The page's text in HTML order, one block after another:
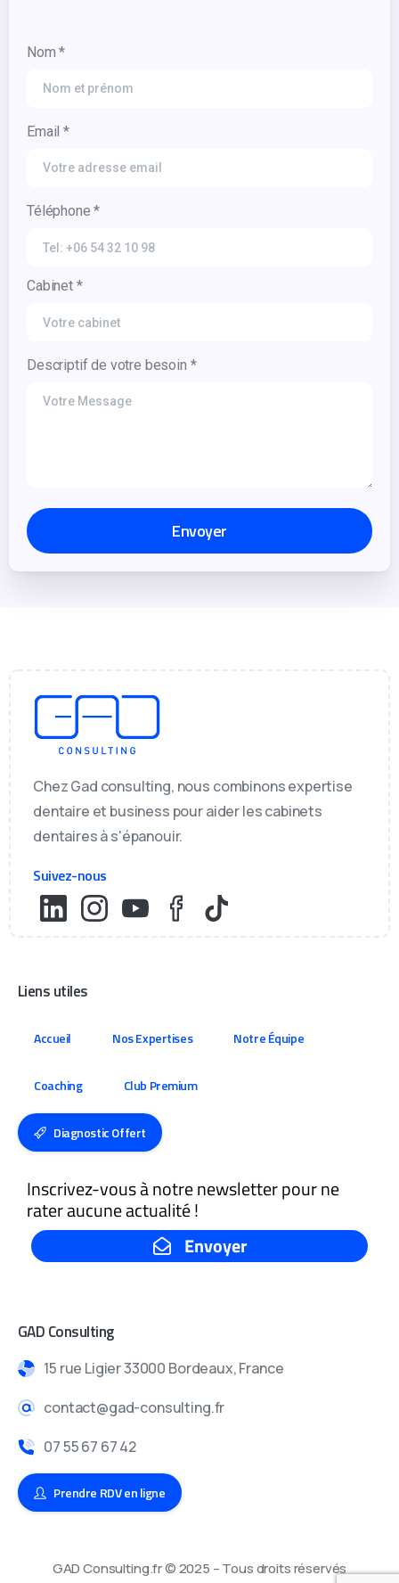
Nom *
Email *
Téléphone *
Cabinet *
Descriptif de votre besoin *
Chez Gad consulting, nous combinons expertise
dentaire et business pour aider les cabinets
dentaires à s'épanouir.
Suivez-nous
Liens utiles
Accueil Nos Expertises Notre Équipe
Coaching Club Premium
Diagnostic Offert
GAD Consulting
15 rue Ligier 33000 Bordeaux, France
contact@gad-consulting.fr
07 55 67 67 42
Prendre RDV en ligne
GAD Consulting.fr © 2025 – Tous droits réservés